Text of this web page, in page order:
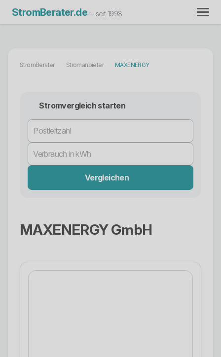
StromBerater.de— seit 1998
StromBerater Stromanbieter MAXENERGY
Stromvergleich starten
Vergleichen
MAXENERGY GmbH